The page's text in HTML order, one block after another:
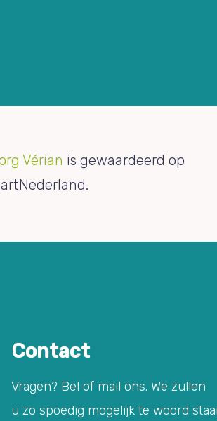
Vérian is gewaardeerd op
Contact
Vragen? Bel of mail ons. We zullen
u zo spoedig mogelijk te woord